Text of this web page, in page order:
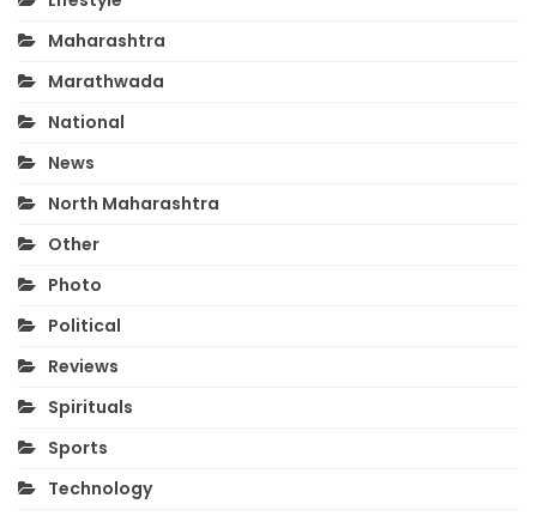
Maharashtra
Marathwada
National
News
North Maharashtra
Other
Photo
Political
Reviews
Spirituals
Sports
Technology